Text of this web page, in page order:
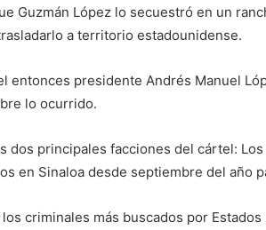
Guzmán López lo secuestró en un
a territorio estadounidense.
entonces presidente Andrés Manuel
lo ocurrido.
dos principales facciones del cártel: Los
en Sinaloa desde septiembre del año
criminales más buscados por Estados